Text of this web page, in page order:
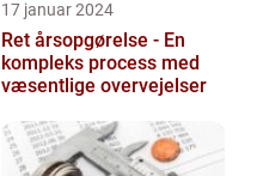
17 januar 2024
Ret årsopgørelse - En
kompleks process med
væsentlige overvejelser